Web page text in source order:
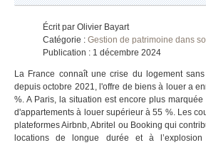
Écrit par Olivier Bayart
Catégorie : Gestion de patrimoine dans
Publication : 1 décembre 2024
La France connaît une crise du logement
depuis octobre 2021, l'offre de biens à louer a
%. A Paris, la situation est encore plus
d'appartements à louer supérieur à 55 %. Les
plateformes Airbnb, Abritel ou Booking qui
locations de longue durée et à